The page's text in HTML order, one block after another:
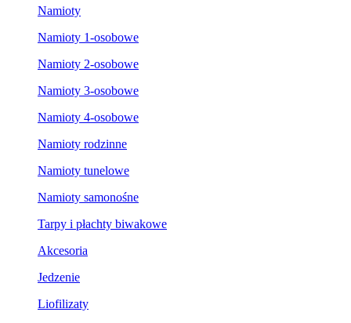
Namioty
Namioty 1-osobowe
Namioty 2-osobowe
Namioty 3-osobowe
Namioty 4-osobowe
Namioty rodzinne
Namioty tunelowe
Namioty samonośne
Tarpy i płachty biwakowe
Akcesoria
Jedzenie
Liofilizaty